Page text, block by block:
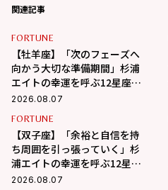
関連記事
FORTUNE
【牡羊座】「次のフェーズへ
向かう大切な準備期間」杉浦
エイトの幸運を呼ぶ12星座占
い（8/7～9/6）
2026.08.07
FORTUNE
【双子座】「余裕と自信を持
ち周囲を引っ張っていく」杉
浦エイトの幸運を呼ぶ12星座
占い（8/7～9/6）
2026.08.07